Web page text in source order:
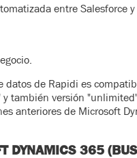
entre Salesforce
de Rapidi es
también versión
anteriores de Microsoft
DYNAMICS 365